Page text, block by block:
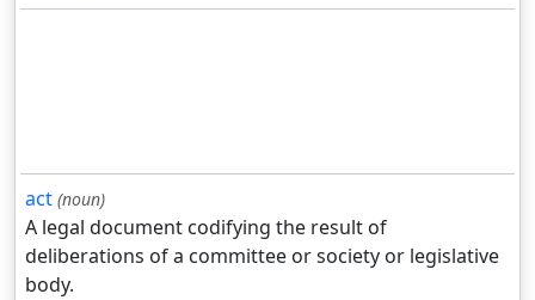
act (noun)
A legal document codifying the result of
deliberations of a committee or society or legislative
body.